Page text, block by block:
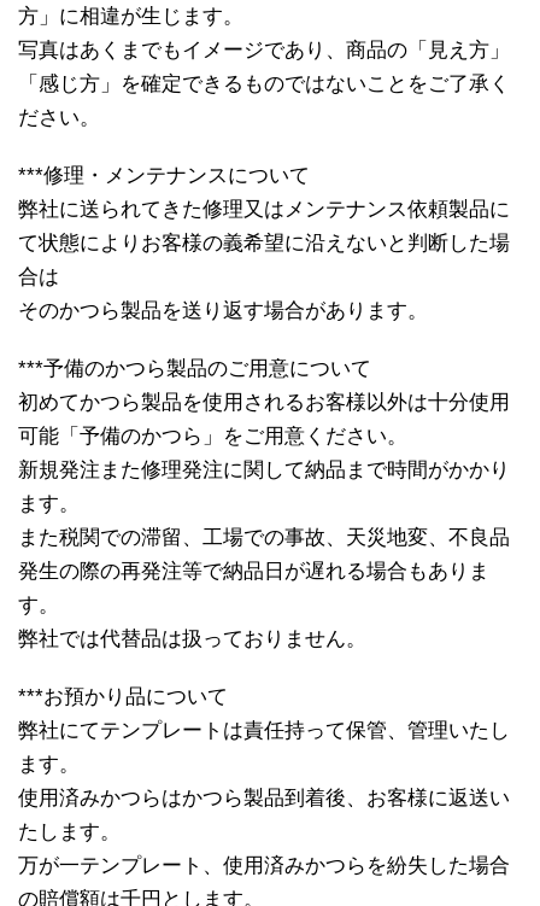
方」に相違が生じます。
写真はあくまでもイメージであり、商品の「見え方」
「感じ方」を確定できるものではないことをご了承く
ださい。
***修理・メンテナンスについて
弊社に送られてきた修理又はメンテナンス依頼製品に
て状態によりお客様の義希望に沿えないと判断した場
合は
そのかつら製品を送り返す場合があります。
***予備のかつら製品のご用意について
初めてかつら製品を使用されるお客様以外は十分使用
可能「予備のかつら」をご用意ください。
新規発注また修理発注に関して納品まで時間がかかり
ます。
また税関での滞留、工場での事故、天災地変、不良品
発生の際の再発注等で納品日が遅れる場合もありま
す。
弊社では代替品は扱っておりません。
***お預かり品について
弊社にてテンプレートは責任持って保管、管理いたし
ます。
使用済みかつらはかつら製品到着後、お客様に返送い
たします。
万が一テンプレート、使用済みかつらを紛失した場合
の賠償額は千円とします。